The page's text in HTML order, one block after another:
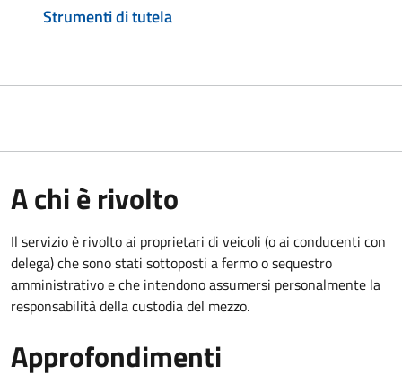
Strumenti di tutela
A chi è rivolto
Il servizio è rivolto ai proprietari di veicoli (o ai conducenti con
delega) che sono stati sottoposti a fermo o sequestro
amministrativo e che intendono assumersi personalmente la
responsabilità della custodia del mezzo.
Approfondimenti